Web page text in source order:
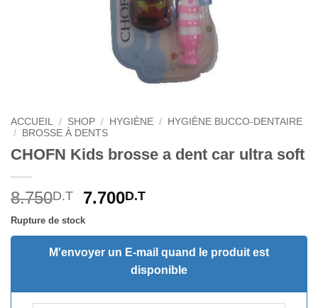
ACCUEIL / SHOP / HYGIÈNE /
HYGIÈNE BUCCO-DENTAIRE
/
BROSSE À DENTS
CHOFN Kids brosse a dent car ultra soft
8.750D.T
Le
prix
initial
était :
8.750D.T.
7.700D.TLe
actuel
est :
7.700D.T.
Rupture de stock
M'envoyer un E-mail quand le produit est
disponible